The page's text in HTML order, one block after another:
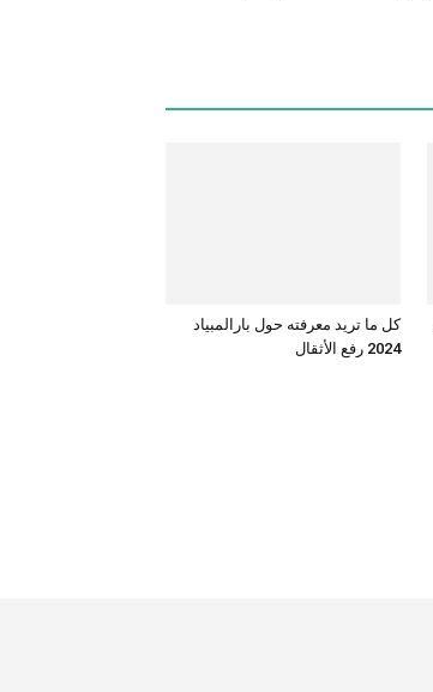
كل ما تريد معرفته حول بارالمبياد
2024 رفع الأثقال